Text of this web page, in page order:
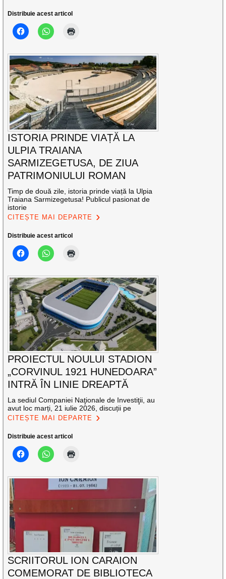
Distribuie acest articol
ISTORIA PRINDE VIAȚĂ LA
ULPIA TRAIANA
SARMIZEGETUSA, DE ZIUA
PATRIMONIULUI ROMAN
Timp de două zile, istoria prinde viață la Ulpia
Traiana Sarmizegetusa! Publicul pasionat de
istorie
CITEȘTE MAI DEPARTE
Distribuie acest articol
PROIECTUL NOULUI STADION
„CORVINUL 1921 HUNEDOARA”
INTRĂ ÎN LINIE DREAPTĂ
La sediul Companiei Naţionale de Investiţii, au
avut loc marți, 21 iulie 2026, discuții pe
CITEȘTE MAI DEPARTE
Distribuie acest articol
SCRIITORUL ION CARAION
COMEMORAT DE BIBLIOTECA